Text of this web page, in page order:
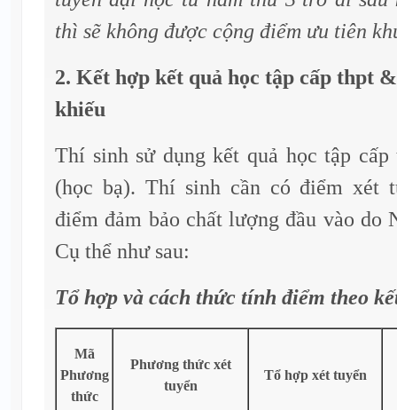
thì sẽ không được cộng điểm ưu tiên
2. Kết hợp kết quả học tập cấp thpt
khiếu
Thí sinh sử dụng kết quả học tập
(học bạ). Thí sinh cần có điểm xét
điểm đảm bảo chất lượng đầu vào do
Cụ thể như sau:
Tổ hợp và cách thức tính điểm theo
Mã
Phương
thức
Phương thức xét
tuyển
Tổ hợp xét tuyển